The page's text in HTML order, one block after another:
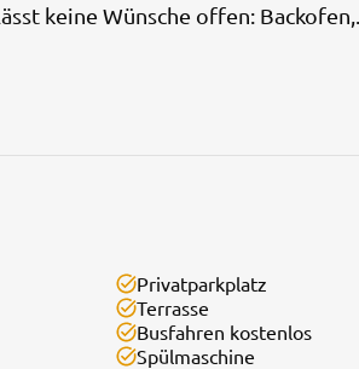
keine Wünsche offen: Backofen,...
Privatparkplatz
Terrasse
Busfahren kostenlos
Spülmaschine